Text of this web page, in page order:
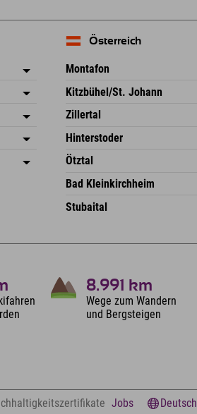
Österreich
Montafon
Dorfstr. 127b
6793 Gaschurn/Montafon
Österreich
Kitzbühel/St. Johann
Speckbacherstraße 87
Österreich
Zillertal
Schmiedau 2
Österreich
Hinterstoder
Freizeitpark 10
Österreich
Ötztal
Gscheat 14
Österreich
Bad Kleinkirchheim
Dorfstraße 24
Stubaital
8.991 km
Wege zum Wandern
und Bergsteigen
Jobs Deutsch